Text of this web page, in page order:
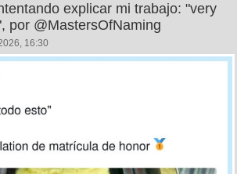
explicar mi trabajo: "very
por @MastersOfNaming
16:30